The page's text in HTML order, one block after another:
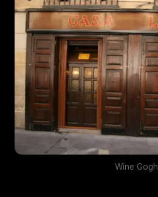
Wine Gogh